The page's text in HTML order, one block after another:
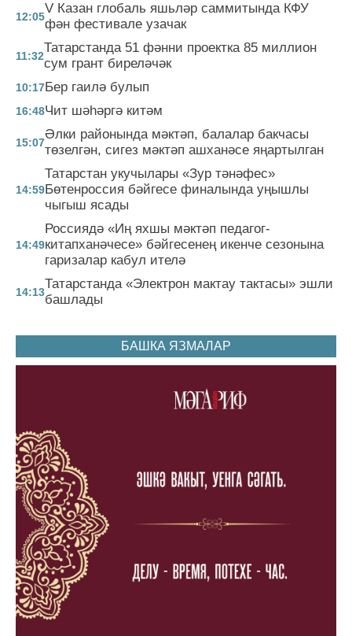
12:05
V Казан глобаль яшьләр саммитында КФУ
фән фестивале узачак
11:32
Татарстанда 51 фәнни проектка 85 миллион
сум грант биреләчәк
10:17Бер гаилә булып
16:48Чит шәһәргә китәм
15:07
Әлки районында мәктәп, балалар бакчасы
төзелгән, сигез мәктәп ашханәсе яңартылган
14:59
Татарстан укучылары «Зур тәнәфес»
Бөтенроссия бәйгесе финалында уңышлы
чыгыш ясады
14:49
Россиядә «Иң яхшы мәктәп педагог-
китапханәчесе» бәйгесенең икенче сезонына
гаризалар кабул ителә
14:13
Татарстанда «Электрон мактау тактасы» эшли
башлады
БАШКА ЯЗМАЛАР